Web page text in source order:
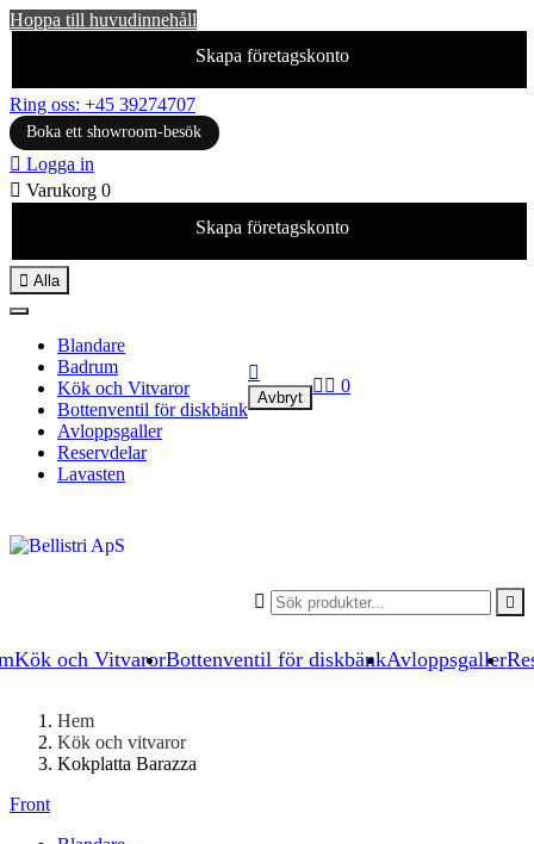
Hoppa till huvudinnehåll
Skapa företagskonto
Ring oss: +45 39274707
Boka ett showroom-besök
 Logga in
 Varukorg 0
Skapa företagskonto
Kök och VitvarorBottenventil för diskbänkAvloppsgaller
 Alla
Blandare
Badrum
Kök och Vitvaror
Bottenventil för diskbänk
Avloppsgaller
Reservdelar
Lavasten
 

Avbryt
  0
Hem
Kök och vitvaror
Kokplatta Barazza
Front